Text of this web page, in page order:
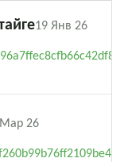
19 Янв 26
26